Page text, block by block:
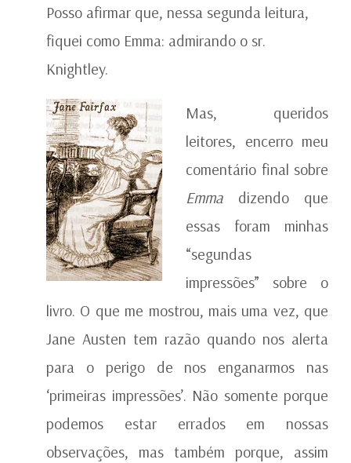
Posso afirmar que, nessa segunda leitura,
fiquei como Emma: admirando o sr.
Knightley.
Mas, queridos
leitores, encerro meu
comentário final sobre
Emma dizendo que
essas foram minhas
“segundas
impressões” sobre o
livro. O que me mostrou, mais uma vez, que
Jane Austen tem razão quando nos alerta
para o perigo de nos enganarmos nas
‘primeiras impressões’. Não somente porque
podemos estar errados em nossas
observações, mas também porque, assim